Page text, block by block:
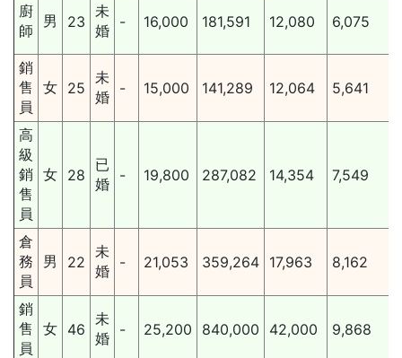
廚
師
男 23
未
婚
- 16,000 181,591 12,080 6,075
銷
售
員
女 25
未
婚
- 15,000 141,289 12,064 5,641
高
級
銷
售
員
女 28
已
婚
- 19,800 287,082 14,354 7,549
倉
務
員
男 22
未
婚
- 21,053 359,264 17,963 8,162
銷
售
員
女 46
未
婚
- 25,200 840,000 42,000 9,868